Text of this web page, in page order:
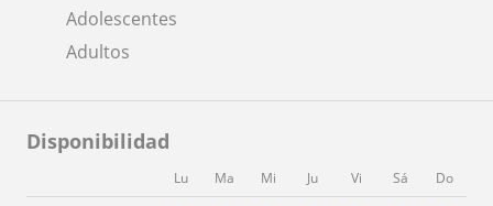
Adolescentes
Adultos
Disponibilidad
Lu Ma Mi Ju Vi Sá Do